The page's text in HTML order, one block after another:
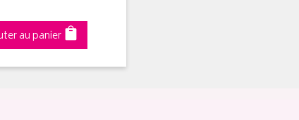
au panier